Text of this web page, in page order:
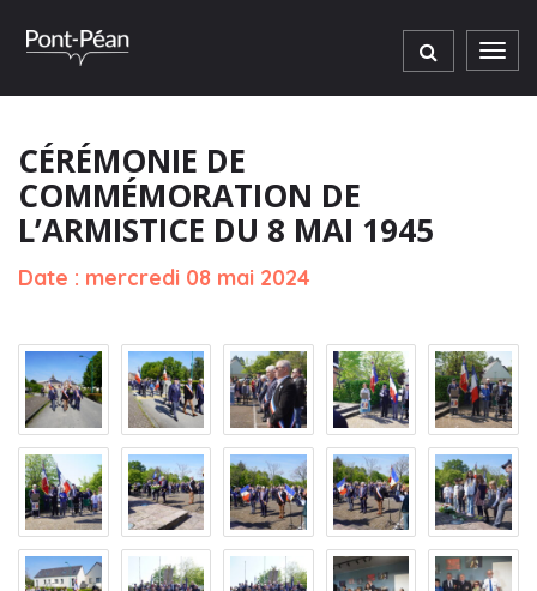
CÉRÉMONIE DE
COMMÉMORATION DE
L’ARMISTICE DU 8 MAI 1945
Date : mercredi 08 mai 2024